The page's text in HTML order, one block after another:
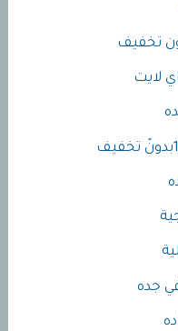
تخفيف
لايت
جده